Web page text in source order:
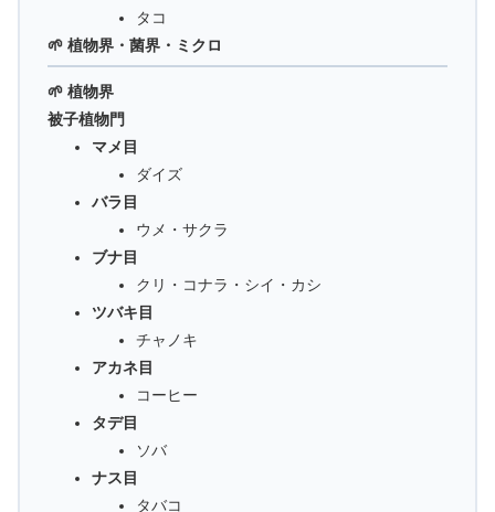
タコ
🌱 植物界・菌界・ミクロ
🌱 植物界
被子植物門
マメ目
ダイズ
バラ目
ウメ・サクラ
ブナ目
クリ・コナラ・シイ・カシ
ツバキ目
チャノキ
アカネ目
コーヒー
タデ目
ソバ
ナス目
タバコ